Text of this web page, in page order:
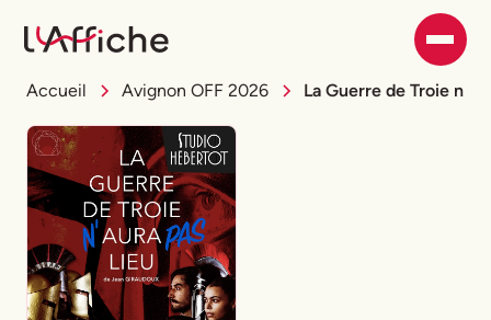
Accueil Avignon OFF 2026 La Guerre de Troie